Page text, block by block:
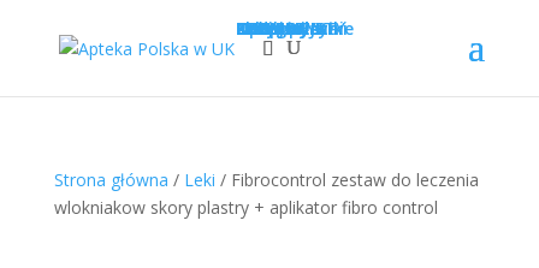
Sklep
Opcje wysyłki
Kategorie
LEKI
SUPLEMENTY
KOSMETYKI
PROMOCJE
Krótka data
Zadaj pytanie
Nowości!
0 £0.00
Strona główna / Leki / Fibrocontrol zestaw do leczenia
wlokniakow skory plastry + aplikator fibro control